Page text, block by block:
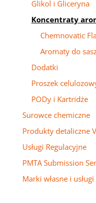
Glikol i Gliceryna
Koncentraty
Chemnovatic
Aromaty do
Dodatki
Proszek
PODy i Kartridże
Surowce chemiczne
Produkty detaliczne
Usługi Regulacyjne
PMTA Submission
Marki własne i usługi